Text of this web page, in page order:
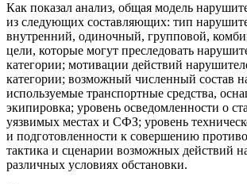
Как показал анализ, общая модель
из следующих составляющих: тип
внутренний, одиночный, групповой,
цели, которые могут преследовать
категории; мотивации действий
категории; возможный численный состав
используемые транспортные средства,
экипировка; уровень осведомленности о
уязвимых местах и СФЗ; уровень
и подготовленности к совершению
тактика и сценарии возможных действий
различных условиях обстановки.